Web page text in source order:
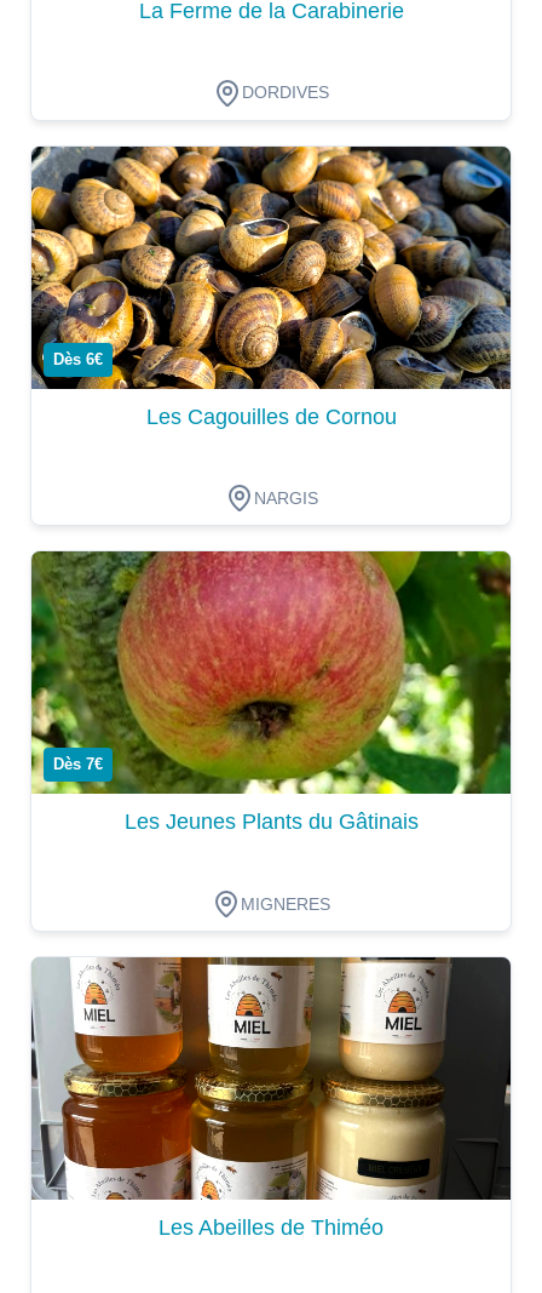
La Ferme de la Carabinerie
DORDIVES
Dégustation
Dès 6€
Les Cagouilles de Cornou
NARGIS
Dégustation
Dès 7€
Les Jeunes Plants du Gâtinais
MIGNERES
Dégustation
Les Abeilles de Thiméo